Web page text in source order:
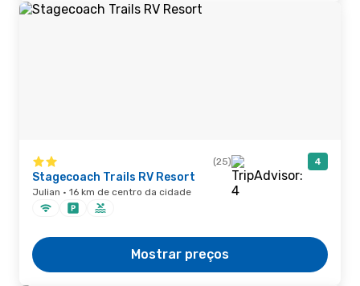
(25) 4
Stagecoach Trails RV Resort
Julian · 16 km de centro da cidade
Mostrar preços